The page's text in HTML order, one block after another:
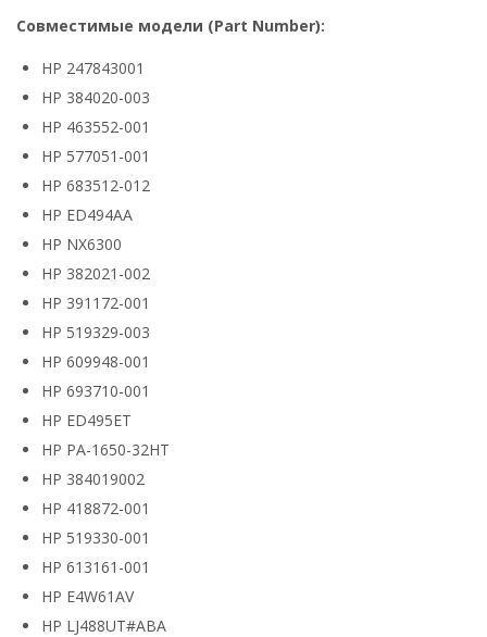
Совместимые модели (Part Number):
HP 247843001
HP 384020-003
HP 463552-001
HP 577051-001
HP 683512-012
HP ED494AA
HP NX6300
HP 382021-002
HP 391172-001
HP 519329-003
HP 609948-001
HP 693710-001
HP ED495ET
HP PA-1650-32HT
HP 384019002
HP 418872-001
HP 519330-001
HP 613161-001
HP E4W61AV
HP LJ488UT#ABA